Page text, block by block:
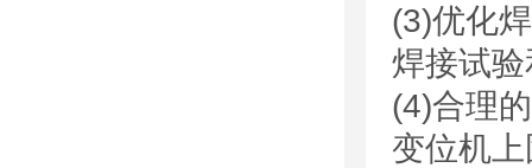
(3)优化
焊接试
(4)合理
变位机